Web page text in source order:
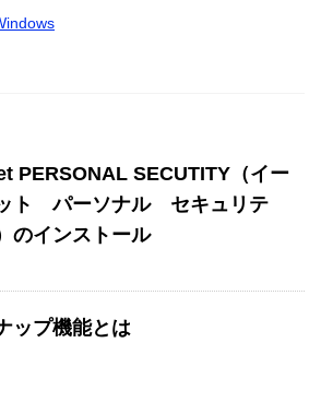
PERSONAL SECUTITY（イー
ト パーソナル セキュリテ
のインストール
ップ機能とは